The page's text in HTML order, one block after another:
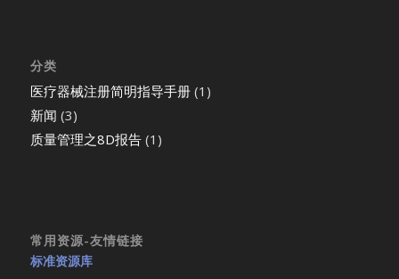
分类
医疗器械注册简明指导手册(1)
新闻 (3)
质量管理之8D报告(1)
常用资源-友情链接
标准资源库